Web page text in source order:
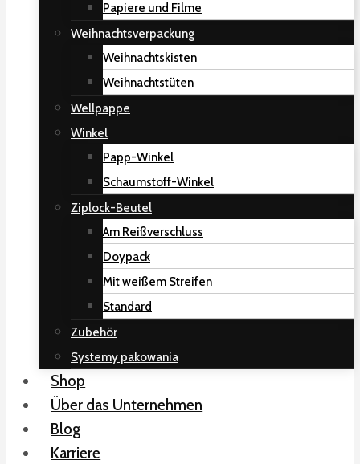
Papiere und Filme
Weihnachtsverpackung
Weihnachtskisten
Weihnachtstüten
Wellpappe
Winkel
Papp-Winkel
Schaumstoff-Winkel
Ziplock-Beutel
Am Reißverschluss
Doypack
Mit weißem Streifen
Standard
Zubehör
Systemy pakowania
Shop
Über das Unternehmen
Blog
Karriere